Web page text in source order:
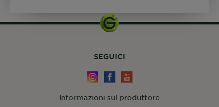
SEGUICI
Informazioni sul produttore